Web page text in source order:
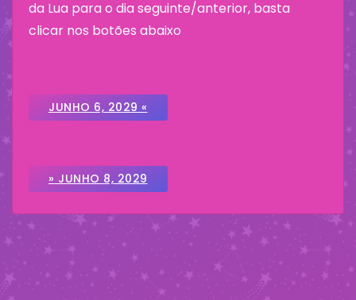
da Lua para o dia seguinte/anterior, basta
clicar nos botões abaixo
JUNHO 6, 2029 «
» JUNHO 8, 2029